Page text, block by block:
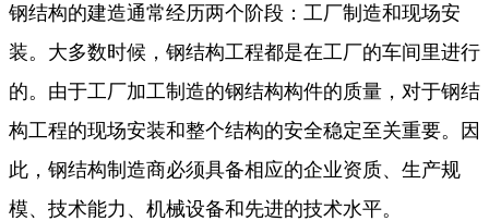
钢结构的建造通常经历两个阶段：工厂制造和现场安
装。大多数时候，钢结构工程都是在工厂的车间里进行
的。由于工厂加工制造的钢结构构件的质量，对于钢结
构工程的现场安装和整个结构的安全稳定至关重要。因
此，钢结构制造商必须具备相应的企业资质、生产规
模、技术能力、机械设备和先进的技术水平。